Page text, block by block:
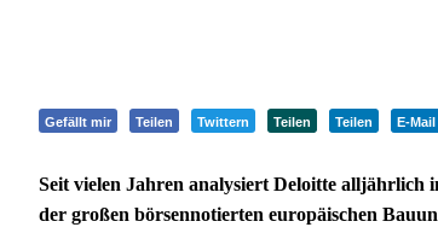
Gefällt mir Teilen Twittern Teilen Teilen E-Mail
Seit vielen Jahren analysiert Deloitte alljährlich
der großen börsennotierten europäischen